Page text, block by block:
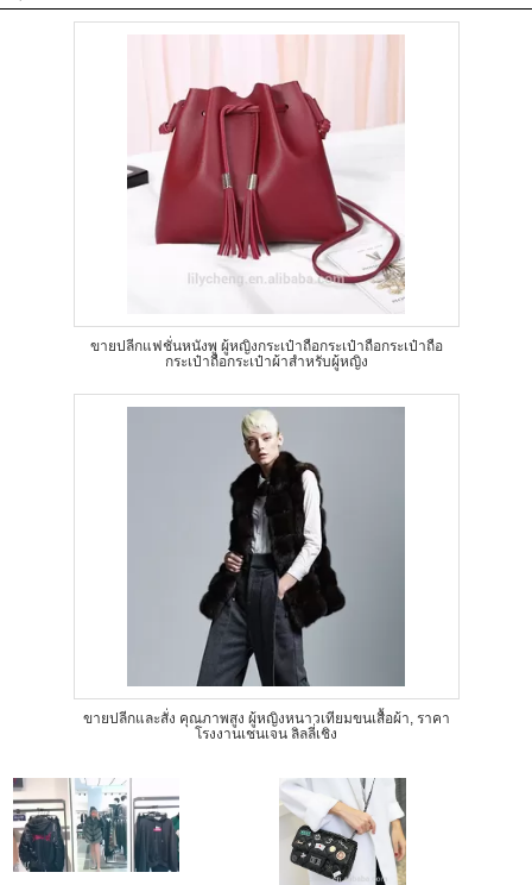
ขายปลีกแฟชั่นหนังพู ผู้หญิงกระเป๋าถือกระเป๋าถือกระเป๋าถือ
กระเป๋าถือกระเป๋าผ้าสําหรับผู้หญิง
ขายปลีกและสั่ง คุณภาพสูง ผู้หญิงหนาวเทียมขนเสื้อผ้า, ราคา
โรงงานเชนเจน ลิลลี่เชิง